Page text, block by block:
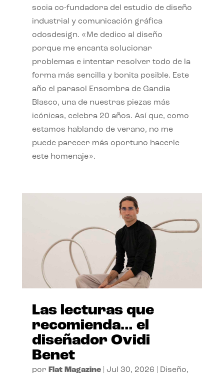
socia co-fundadora del estudio de diseño
industrial y comunicación gráfica
odosdesign. «Me dedico al diseño
porque me encanta solucionar
problemas e intentar resolver todo de la
forma más sencilla y bonita posible. Este
año el parasol Ensombra de Gandia
Blasco, una de nuestras piezas más
icónicas, celebra 20 años. Así que, como
estamos hablando de verano, no me
puede parecer más oportuno hacerle
este homenaje».
Las lecturas que
recomienda… el
diseñador Ovidi
Benet
por Flat Magazine| Jul 30, 2026 Diseño,